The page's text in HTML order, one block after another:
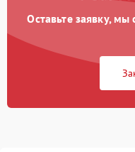
Оставьте заявку,